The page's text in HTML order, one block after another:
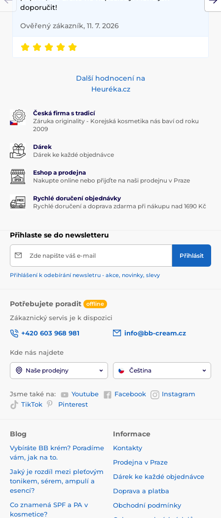
doporučit!
Ověřený zákazník, 11. 7. 2026
Další hodnocení na
Heuréka.cz
Česká firma s tradicí
Záruka originality - Korejská kosmetika nás baví od roku
2009
Dárek
Dárek ke každé objednávce
Eshop a prodejna
Nakupte online nebo přijďte na naši prodejnu v Praze
Rychlé doručení objednávky
Rychlé doručení a doprava zdarma při nákupu nad 1690 Kč
Přihlaste se do newsletteru
Zde napište váš e-mail Přihlásit
Přihlášení k odebírání newsletru - akce, novinky, slevy
Potřebujete poradit offline
Zákaznický servis je k dispozici
+420 603 968 981
info@bb-cream.cz
Kde nás najdete
Naše prodejny Čeština
Jsme také na: Youtube Facebook
Instagram
TikTok
Pinterest
Blog
Vybíráte BB krém? Poradíme
vám, jak na to.
Jaký je rozdíl mezi pleťovým
tonikem, sérem, ampulí a
esencí?
Co znamená SPF a PA v
kosmetice?
Informace
Kontakty
Prodejna v Praze
Dárek ke každé objednávce
Doprava a platba
Obchodní podmínky